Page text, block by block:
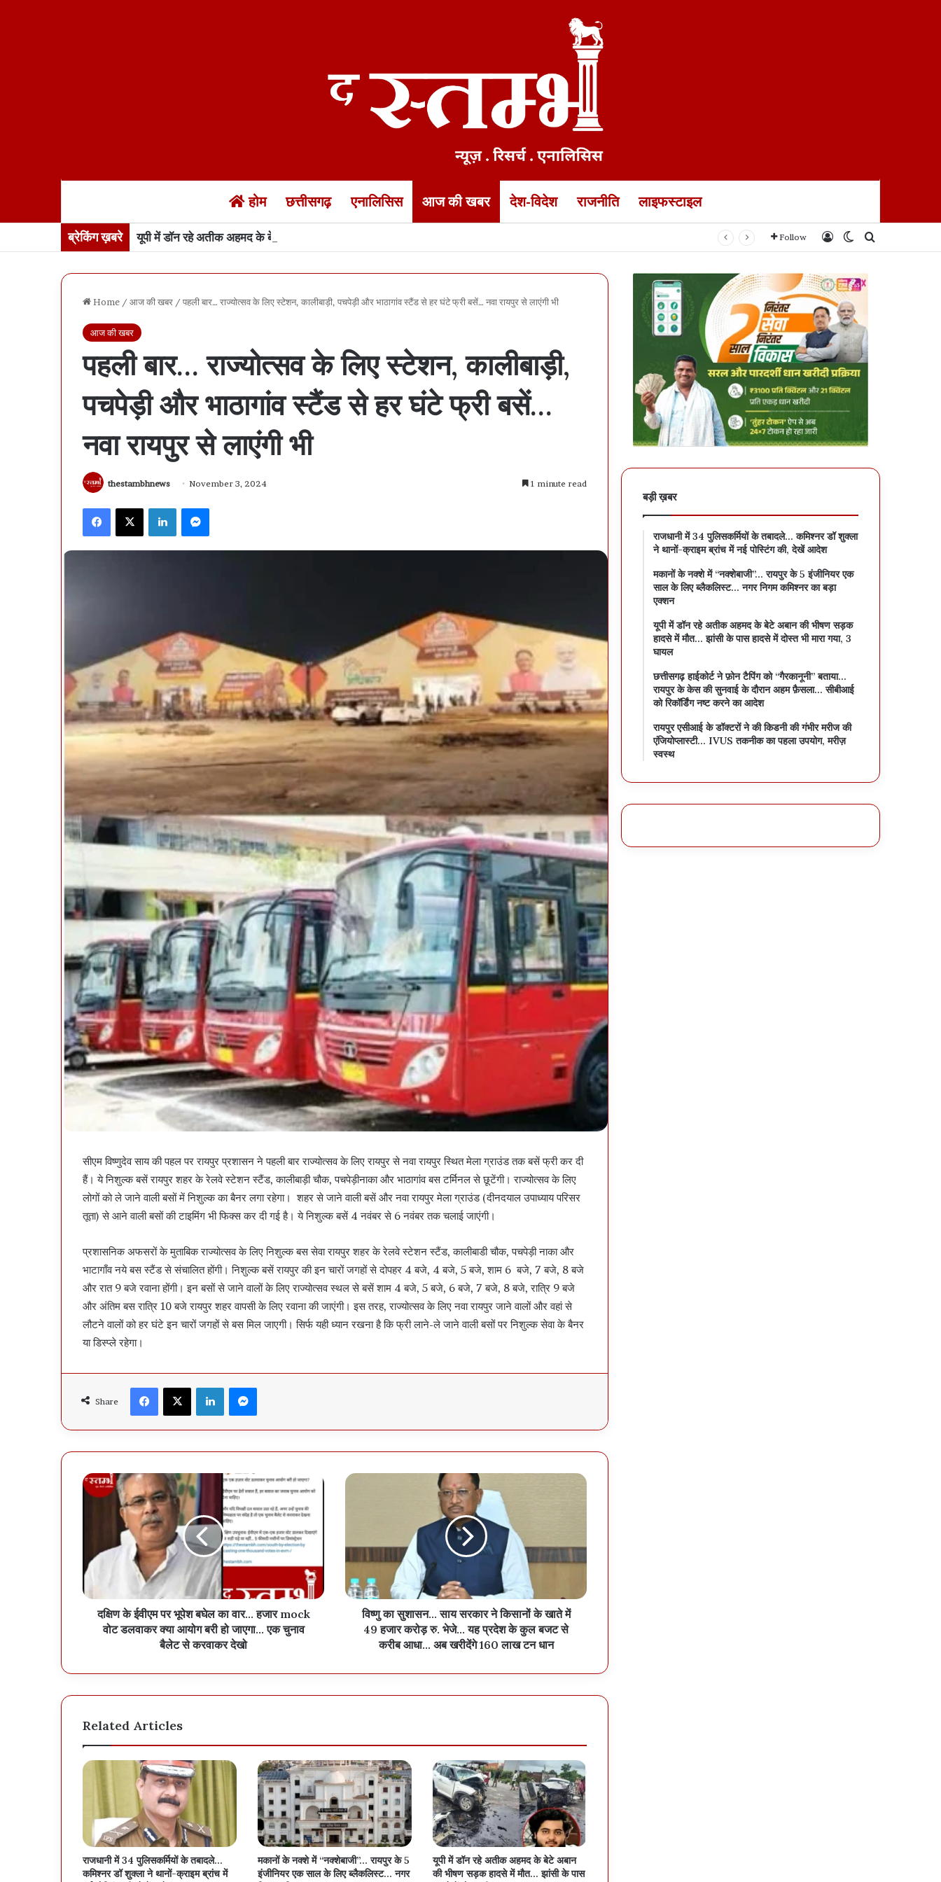
होम छत्तीसगढ़ एनालिसिस आज की खबर देश-विदेश राजनीति लाइफस्टाइल
ब्रेकिंग ख़बरे यूपी में डॉन रहे अतीक अहमद के बेटे अबान की भीषण सड़क हादसे में मौत… झांसी के पास हादसे में दोस्त भी मारा गया, 3 घायल Follow Log InSwitch skin
Home / आज की खबर / पहली बार… राज्योत्सव के लिए स्टेशन, कालीबाड़ी, पचपेड़ी और भाठागांव स्टैंड से हर घंटे फ्री बसें… नवा रायपुर से लाएंगी भी
आज की खबर
पहली बार… राज्योत्सव के लिए स्टेशन, कालीबाड़ी,
पचपेड़ी और भाठागांव स्टैंड से हर घंटे फ्री बसें…
नवा रायपुर से लाएंगी भी
thestambhnews November 3, 2024 1 minute read
Facebook X LinkedIn
सीएम विष्णुदेव साय की पहल पर रायपुर प्रशासन ने पहली बार राज्योत्सव के लिए रायपुर से नवा रायपुर स्थित मेला ग्राउंड तक बसें फ्री कर दी
हैं। ये निशुल्क बसें रायपुर शहर के रेलवे स्टेशन स्टैंड, कालीबाड़ी चौक, पचपेड़ीनाका और भाठागांव बस टर्मिनल से छूटेंगी। राज्योत्सव के लिए
लोगों को ले जाने वाली बसों में निशुल्क का बैनर लगा रहेगा। शहर से जाने वाली बसें और नवा रायपुर मेला ग्राउंड (दीनदयाल उपाध्याय परिसर
तूता) से आने वाली बसों की टाइमिंग भी फिक्स कर दी गई है। ये निशुल्क बसें 4 नवंबर से 6 नवंबर तक चलाई जाएंगी।
प्रशासनिक अफसरों के मुताबिक राज्योत्सव के लिए निशुल्क बस सेवा रायपुर शहर के रेलवे स्टेशन स्टैंड, कालीबाडी चौक, पचपेड़ी नाका और
भाटागाँव नये बस स्टैंड से संचालित होंगी। निशुल्क बसें रायपुर की इन चारों जगहों से दोपहर 4 बजे, 4 बजे, 5 बजे, शाम 6 बजे, 7 बजे, 8 बजे
और रात 9 बजे रवाना होंगी। इन बसों से जाने वालों के लिए राज्योत्सव स्थल से बसें शाम 4 बजे, 5 बजे, 6 बजे, 7 बजे, 8 बजे, रात्रि 9 बजे
और अंतिम बस रात्रि 10 बजे रायपुर शहर वापसी के लिए रवाना की जाएंगी। इस तरह, राज्योत्सव के लिए नवा रायपुर जाने वालों और वहां से
लौटने वालों को हर घंटे इन चारों जगहों से बस मिल जाएगी। सिर्फ यही ध्यान रखना है कि फ्री लाने-ले जाने वाली बसों पर निशुल्क सेवा के बैनर
या डिस्प्ले रहेगा।
Share
Facebook X LinkedIn
दक्षिण के ईवीएम पर भूपेश बघेल का वार... हजार mock
वोट डलवाकर क्या आयोग बरी हो जाएगा... एक चुनाव
बैलेट से करवाकर देखो
विष्णु का सुशासन... साय सरकार ने किसानों के खाते में
49 हजार करोड़ रु. भेजे... यह प्रदेश के कुल बजट से
करीब आधा... अब खरीदेंगे 160 लाख टन धान
Related Articles
राजधानी में 34 पुलिसकर्मियों के तबादले…
कमिश्नर डॉ शुक्ला ने थानों-क्राइम ब्रांच में
मकानों के नक्शे में “नक्शेबाजी”… रायपुर के 5
इंजीनियर एक साल के लिए ब्लैकलिस्ट… नगर
यूपी में डॉन रहे अतीक अहमद के बेटे अबान
की भीषण सड़क हादसे में मौत… झांसी के पास
बड़ी ख़बर
राजधानी में 34 पुलिसकर्मियों के तबादले… कमिश्नर डॉ शुक्ला
ने थानों-क्राइम ब्रांच में नई पोस्टिंग की, देखें आदेश
मकानों के नक्शे में “नक्शेबाजी”… रायपुर के 5 इंजीनियर एक
साल के लिए ब्लैकलिस्ट… नगर निगम कमिश्नर का बड़ा
एक्शन
यूपी में डॉन रहे अतीक अहमद के बेटे अबान की भीषण सड़क
हादसे में मौत… झांसी के पास हादसे में दोस्त भी मारा गया, 3
घायल
छत्तीसगढ़ हाईकोर्ट ने फ़ोन टैपिंग को “गैरकानूनी” बताया…
रायपुर के केस की सुनवाई के दौरान अहम फ़ैसला… सीबीआई
को रिकॉर्डिंग नष्ट करने का आदेश
रायपुर एसीआई के डॉक्टरों ने की किडनी की गंभीर मरीज की
एंजियोप्लास्टी… IVUS तकनीक का पहला उपयोग, मरीज़
स्वस्थ